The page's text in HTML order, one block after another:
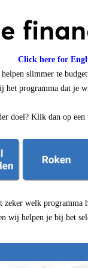
Click here for
slimmer te
programma dat je
doel? Klik dan op een
zeker welk programma
wij helpen je bij het